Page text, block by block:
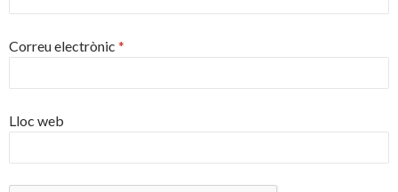
Correu electrònic *
Lloc web